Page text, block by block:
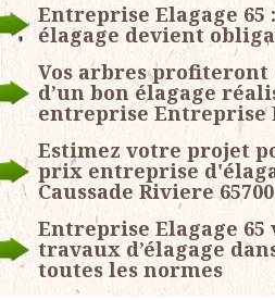
Entreprise Elagage 65
élagage devient
Vos arbres profiteront
d’un bon élagage
entreprise Entreprise
Estimez votre projet
prix entreprise
Caussade Riviere 65700
Entreprise Elagage
travaux d’élagage
toutes les normes